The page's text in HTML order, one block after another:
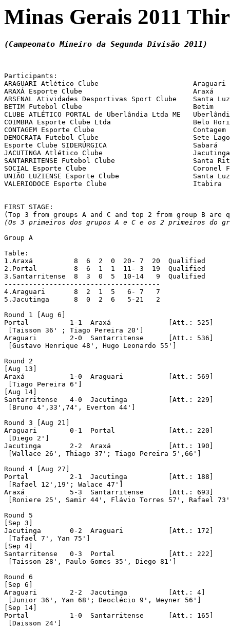
Minas Gerais 2011
(Campeonato Mineiro da Segunda Divisão 2011)
Participants:
ARAGUARI Atlético Clube                       Araguari
ARAXÁ Esporte Clube                           Araxá
ARSENAL Atividades Desportivas Sport Clube    Santa
BETIM Futebol Clube                           Betim
CLUBE ATLÉTICO PORTAL de Uberlândia Ltda ME
COIMBRA Esporte Clube Ltda                    Belo
CONTAGEM Esporte Clube                        Contagem
DEMOCRATA Futebol Clube                       Sete
Esporte Clube SIDERÚRGICA                     Sabará
JACUTINGA Atlético Clube                      Jacutinga
SANTARRITENSE Futebol Clube                   Santa
SOCIAL Esporte Clube                          Coronel
UNIÃO LUZIENSE Esporte Clube                  Santa
VALERIODOCE Esporte Clube                     Itabira
FIRST STAGE:
(Os 3 primeiros dos grupos A e C e os 2 primeiros do
Group A
Table:
1.Araxá          8  6  2  0  20- 7  20	Qualified
2.Portal	 8  6  1  1  11- 3  19	Qualified
3.Santarritense  8  3  0  5  10-14   9	Qualified
--------------------------------------
4.Araguari       8  2  1  5   6- 7   7
5.Jacutinga      8  0  2  6   5-21   2
Round 1 [Aug 6]
Portal		1-1  Araxá		[Att.: 525]
[Taisson 36' ; Tiago Pereira 20']
Araguari	2-0  Santarritense	[Att.: 536]
[Gustavo Henrique 48', Hugo Leonardo 55']
Round 2
[Aug 13]
Araxá		1-0  Araguari		[Att.: 569]
[Tiago Pereira 6']
[Aug 14]
Santarritense	4-0  Jacutinga		[Att.: 229]
[Bruno 4',33',74', Everton 44']
Round 3 [Aug 21]
Araguari	0-1  Portal		[Att.: 220]
[Diego 2']
Jacutinga	2-2  Araxá		[Att.: 190]
[Wallace 26', Thiago 37'; Tiago Pereira 5',66']
Round 4 [Aug 27]
Portal		2-1  Jacutinga		[Att.: 188]
[Rafael 12',19'; Walace 47']
Araxá		5-3  Santarritense	[Att.: 693]
[Roniere 25', Samir 44', Flávio Torres 57', Rafael
Round 5
[Sep 3]
Jacutinga	0-2  Araguari		[Att.: 172]
[Tafael 7', Yan 75']
[Sep 4]
Santarritense	0-3  Portal		[Att.: 222]
[Taisson 28', Paulo Gomes 35', Diego 81']
Round 6
[Sep 6]
Araguari	2-2  Jacutinga		[Att.: 4]
[Junior 36', Yan 68'; Deoclécio 9', Weyner 56']
[Sep 14]
Portal		1-0  Santarritense	[Att.: 165]
[Daisson 24']